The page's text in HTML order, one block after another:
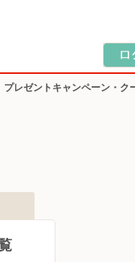
プレゼントキャンペーン・ク